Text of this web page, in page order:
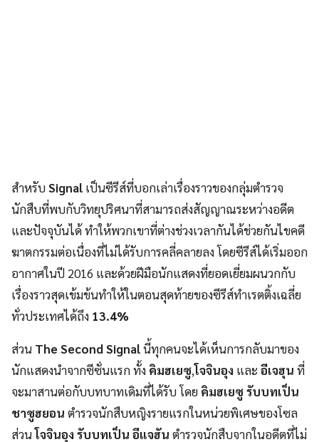
สำหรับSignal เป็นซีรีส์ที่บอกเล่าเรื่องราวของกลุ่มตำรวจ
นักสืบที่พบกับวิทยุปริศนาที่สามารถส่งสัญญาณระหว่างอดีต
และปัจจุบันได้ ทำให้พวกเขาที่ต่างช่วงเวลากันได้ช่วยกันไขคดี
ฆาตกรรมต่อเนื่องที่ไม่ได้รับการคลี่คลายลง โดยซีรีส์ได้เริ่มออก
อากาศในปี 2016 และด้วยฝีมือนักแสดงที่ยอดเยี่ยมผนวกกับ
เรื่องราวสุดเข้มข้นทำให้ในตอนสุดท้ายของซีรีส์ทำเรตติ้งเฉลี่ย
ทั่วประเทศได้ถึง 13.4%
ส่วน The Second Signalนี้ทุกคนจะได้เห็นการกลับมาของ
นักแสดงนำจากซีซั่นแรก ทั้ง คิมฮเยซู,โจจินอุง และ อีเจฮุน ที่
จะมาสานต่อกับบทบาทเดิมที่ได้รับ โดย คิมฮเยซู รับบทเป็น
ชาซูฮยอน ตำรวจนักสืบหญิงรายแรกในหน่วยพิเศษของโซล
ส่วนโจจินอุง รับบทเป็น อีแจฮัน ตำรวจนักสืบจากในอดีตที่ไม่